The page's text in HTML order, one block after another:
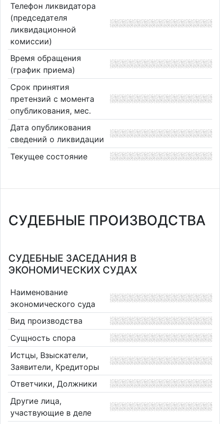
Телефон ликвидатора
(председателя
ликвидационной
комиссии)
Время обращения
(график приема)
Срок принятия
претензий с момента
опубликования, мес.
Дата опубликования
сведений о ликвидации
Текущее состояние
СУДЕБНЫЕ ПРОИЗВОДСТВА
СУДЕБНЫЕ ЗАСЕДАНИЯ В
ЭКОНОМИЧЕСКИХ СУДАХ
Наименование
экономического суда
Вид производства
Сущность спора
Истцы, Взыскатели,
Заявители, Кредиторы
Ответчики, Должники
Другие лица,
участвующие в деле